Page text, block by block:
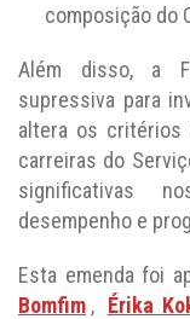
composição do
Além disso, a
supressiva para
altera os critérios
carreiras do
significativas
desempenho e
Esta emenda foi
Bomfim , Érika